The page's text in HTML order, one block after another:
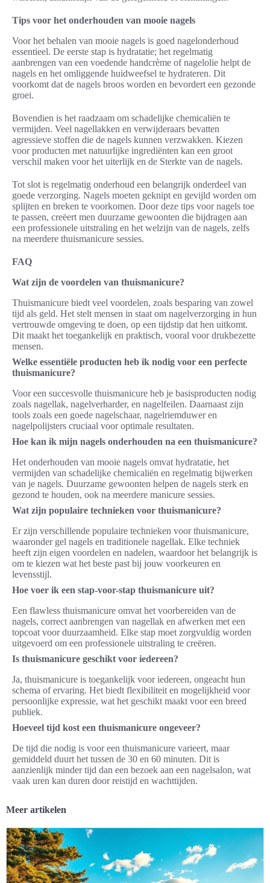
Tips voor het onderhouden van mooie nagels
Voor het behalen van mooie nagels is goed nagelonderhoud
essentieel. De eerste stap is hydratatie; het regelmatig
aanbrengen van een voedende handcrème of nagelolie helpt de
nagels en het omliggende huidweefsel te hydrateren. Dit
voorkomt dat de nagels broos worden en bevordert een gezonde
groei.
Bovendien is het raadzaam om schadelijke chemicaliën te
vermijden. Veel nagellakken en verwijderaars bevatten
agressieve stoffen die de nagels kunnen verzwakken. Kiezen
voor producten met natuurlijke ingrediënten kan een groot
verschil maken voor het uiterlijk en de Sterkte van de nagels.
Tot slot is regelmatig onderhoud een belangrijk onderdeel van
goede verzorging. Nagels moeten geknipt en gevijld worden om
splijten en breken te voorkomen. Door deze tips voor nagels toe
te passen, creëert men duurzame gewoonten die bijdragen aan
een professionele uitstraling en het welzijn van de nagels, zelfs
na meerdere thuismanicure sessies.
FAQ
Wat zijn de voordelen van thuismanicure?
Thuismanicure biedt veel voordelen, zoals besparing van zowel
tijd als geld. Het stelt mensen in staat om nagelverzorging in hun
vertrouwde omgeving te doen, op een tijdstip dat hen uitkomt.
Dit maakt het toegankelijk en praktisch, vooral voor drukbezette
mensen.
Welke essentiële producten heb ik nodig voor een perfecte
thuismanicure?
Voor een succesvolle thuismanicure heb je basisproducten nodig
zoals nagellak, nagelverharder, en nagelfeilen. Daarnaast zijn
tools zoals een goede nagelschaar, nagelriemduwer en
nagelpolijsters cruciaal voor optimale resultaten.
Hoe kan ik mijn nagels onderhouden na een thuismanicure?
Het onderhouden van mooie nagels omvat hydratatie, het
vermijden van schadelijke chemicaliën en regelmatig bijwerken
van je nagels. Duurzame gewoonten helpen de nagels sterk en
gezond te houden, ook na meerdere manicure sessies.
Wat zijn populaire technieken voor thuismanicure?
Er zijn verschillende populaire technieken voor thuismanicure,
waaronder gel nagels en traditionele nagellak. Elke techniek
heeft zijn eigen voordelen en nadelen, waardoor het belangrijk is
om te kiezen wat het beste past bij jouw voorkeuren en
levensstijl.
Hoe voer ik een stap-voor-stap thuismanicure uit?
Een flawless thuismanicure omvat het voorbereiden van de
nagels, correct aanbrengen van nagellak en afwerken met een
topcoat voor duurzaamheid. Elke stap moet zorgvuldig worden
uitgevoerd om een professionele uitstraling te creëren.
Is thuismanicure geschikt voor iedereen?
Ja, thuismanicure is toegankelijk voor iedereen, ongeacht hun
schema of ervaring. Het biedt flexibiliteit en mogelijkheid voor
persoonlijke expressie, wat het geschikt maakt voor een breed
publiek.
Hoeveel tijd kost een thuismanicure ongeveer?
De tijd die nodig is voor een thuismanicure varieert, maar
gemiddeld duurt het tussen de 30 en 60 minuten. Dit is
aanzienlijk minder tijd dan een bezoek aan een nagelsalon, wat
vaak uren kan duren door reistijd en wachttijden.
Meer artikelen